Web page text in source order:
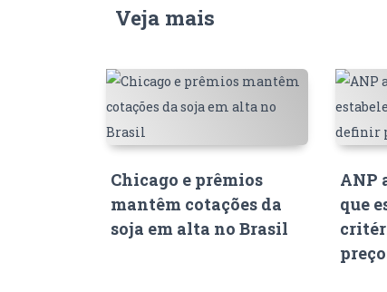
Veja mais
Chicago e prêmios
mantêm cotações da
soja em alta no Brasil
ANP
que